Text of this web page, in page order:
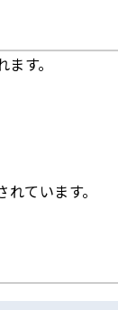
す。
ています。